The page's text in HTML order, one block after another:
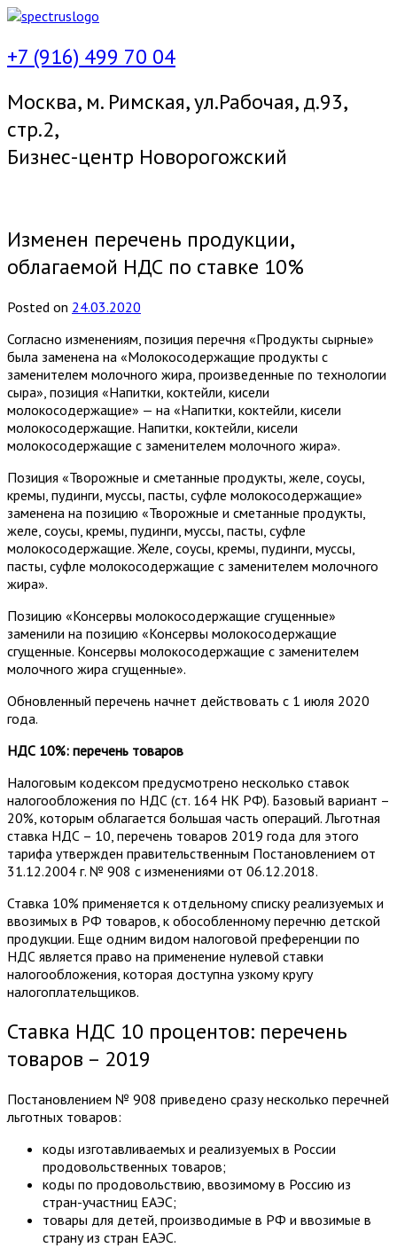
+7 (916) 499 70 04
Москва, м. Римская, ул.Рабочая, д.93,
стр.2,
Бизнес-центр Новорогожский
Изменен перечень продукции,
облагаемой НДС по ставке 10%
Posted on 24.03.2020
Согласно изменениям, позиция перечня «Продукты сырные»
была заменена на «Молокосодержащие продукты с
заменителем молочного жира, произведенные по технологии
сыра», позиция «Напитки, коктейли, кисели
молокосодержащие» — на «Напитки, коктейли, кисели
молокосодержащие. Напитки, коктейли, кисели
молокосодержащие с заменителем молочного жира».
Позиция «Творожные и сметанные продукты, желе, соусы,
кремы, пудинги, муссы, пасты, суфле молокосодержащие»
заменена на позицию «Творожные и сметанные продукты,
желе, соусы, кремы, пудинги, муссы, пасты, суфле
молокосодержащие. Желе, соусы, кремы, пудинги, муссы,
пасты, суфле молокосодержащие с заменителем молочного
жира».
Позицию «Консервы молокосодержащие сгущенные»
заменили на позицию «Консервы молокосодержащие
сгущенные. Консервы молокосодержащие с заменителем
молочного жира сгущенные».
Обновленный перечень начнет действовать с 1 июля 2020
года.
НДС 10%: перечень товаров
Налоговым кодексом предусмотрено несколько ставок
налогообложения по НДС (ст. 164 НК РФ). Базовый вариант –
20%, которым облагается большая часть операций. Льготная
ставка НДС – 10, перечень товаров 2019 года для этого
тарифа утвержден правительственным Постановлением от
31.12.2004 г. № 908 с изменениями от 06.12.2018.
Ставка 10% применяется к отдельному списку реализуемых и
ввозимых в РФ товаров, к обособленному перечню детской
продукции. Еще одним видом налоговой преференции по
НДС является право на применение нулевой ставки
налогообложения, которая доступна узкому кругу
налогоплательщиков.
Ставка НДС 10 процентов: перечень
товаров – 2019
Постановлением № 908 приведено сразу несколько перечней
льготных товаров:
коды изготавливаемых и реализуемых в России
продовольственных товаров;
коды по продовольствию, ввозимому в Россию из
стран-участниц ЕАЭС;
товары для детей, производимые в РФ и ввозимые в
страну из стран ЕАЭС.